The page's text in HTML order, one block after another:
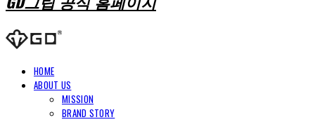
HOME
ABOUT US
MISSION
BRAND STORY